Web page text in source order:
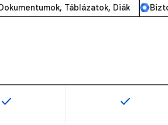
Táblázatok, Diák
áll rendelkezésre
Ez a funkció az adott termékváltozathoz
check Ez a
check